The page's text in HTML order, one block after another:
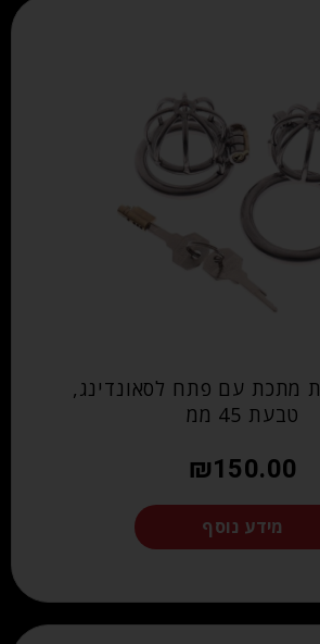
מתכת עם פתח לסאונדינג,
טבעת 45 ממ
₪150.00
מידע נוסף